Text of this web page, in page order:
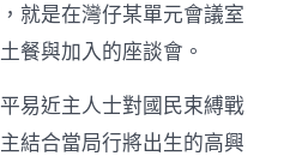
就是在灣仔某單元會議室
餐與加入的座談會。
易近主人士對國民束縛戰
結合當局行將出生的高興